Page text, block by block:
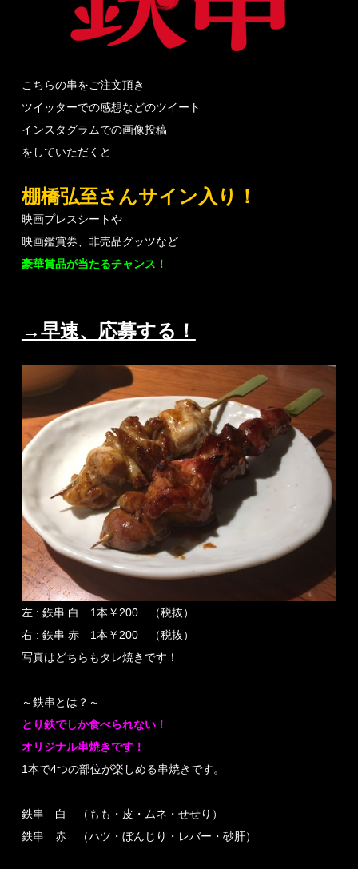
こちらの串をご注文頂き
ツイッターでの感想などのツイート
インスタグラムでの画像投稿
をしていただくと
棚橋弘至さんサイン入り！
映画プレスシートや
映画鑑賞券、非売品グッツなど
豪華賞品が当たるチャンス！
→早速、応募する！
左 : 鉄串 白 1本￥200 （税抜）
右 : 鉄串 赤 1本￥200 （税抜）
写真はどちらもタレ焼きです！
～鉄串とは？～
とり鉄でしか食べられない！
オリジナル串焼きです！
1本で4つの部位が楽しめる串焼きです。
鉄串 白 （もも・皮・ムネ・せせり）
鉄串 赤 （ハツ・ぼんじり・レバー・砂肝）